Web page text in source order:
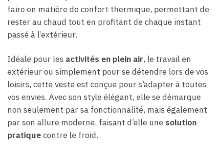
faire en matière de confort thermique, permettant de
rester au chaud tout en profitant de chaque instant
passé à l’extérieur.
Idéale pour les activités en plein air, le travail en
extérieur ou simplement pour se détendre lors de vos
loisirs, cette veste est conçue pour s’adapter à toutes
vos envies. Avec son style élégant, elle se démarque
non seulement par sa fonctionnalité, mais également
par son allure moderne, faisant d’elle une solution
pratiquecontre le froid.